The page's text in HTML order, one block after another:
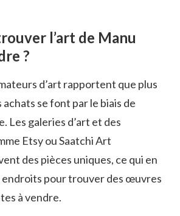
l’art de Manu
?
d’art rapportent que plus
achats se font par le biais de
Les galeries d’art et des
Etsy ou Saatchi Art
des pièces uniques, ce qui en
endroits pour trouver des œuvres
à vendre.